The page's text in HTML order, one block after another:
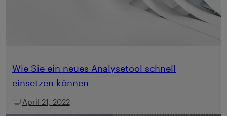
Wie Sie ein neues Analysetool schnell
einsetzen können
April 21, 2022